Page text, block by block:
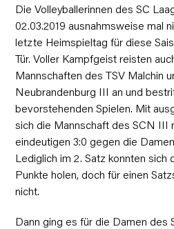
Die Volleyballerinnen des SC
02.03.2019 ausnahmsweise mal
letzte Heimspieltag für diese
Tür. Voller Kampfgeist reisten
Mannschaften des TSV Malchin
Neubrandenburg III an und
bevorstehenden Spielen. Mit
sich die Mannschaft des SCN III
eindeutigen 3:0 gegen die
Lediglich im 2. Satz konnten sich
Punkte holen, doch für einen
nicht.
Dann ging es für die Damen des